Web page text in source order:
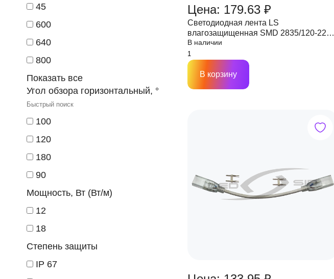
45
600
640
800
Показать все
Угол обзора горизонтальный, °
100
120
180
90
Мощность, Вт (Вт/м)
12
18
Степень защиты
IP 67
Цена: 179.63 ₽
Светодиодная лента LS
влагозащищенная SMD 2835/120-220V
IP67 2880Lm/m, max 12W/м (игла 8 мм)
В наличии
В корзину